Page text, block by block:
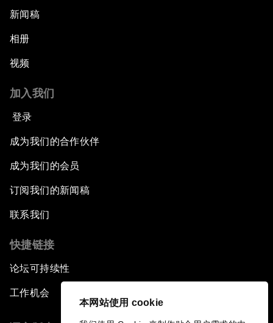
本网站使用 cookie
新闻稿
相册
视频
加入我们
登录
成为我们的合作伙伴
成为我们的会员
订阅我们的新闻稿
联系我们
快捷链接
论坛可持续性
工作机会